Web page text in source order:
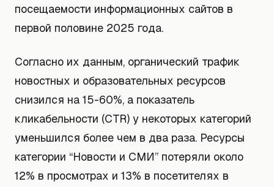
посещаемости информационных сайтов в
первой половине 2025 года.
Согласно их данным, органический трафик
новостных и образовательных ресурсов
снизился на 15-60%, а показатель
кликабельности (CTR) у некоторых категорий
уменьшился более чем в два раза. Ресурсы
категории “Новости и СМИ” потеряли около
12% в просмотрах и 13% в посетителях в